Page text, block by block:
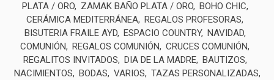
PLATA / ORO
ZAMAK BAÑO PLATA / ORO
BOHO CHIC
CERÁMICA MEDITERRÁNEA
REGALOS PROFESORAS
BISUTERIA FRAILE AYD
ESPACIO COUNTRY
NAVIDAD
COMUNIÓN
REGALOS COMUNIÓN
CRUCES COMUNIÓN
REGALITOS INVITADOS
DIA DE LA MADRE
BAUTIZOS
NACIMIENTOS
BODAS VARIOS
TAZAS PERSONALIZADAS